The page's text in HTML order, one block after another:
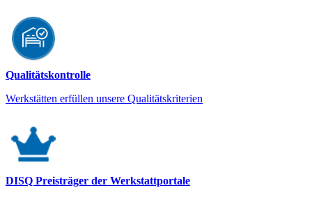
Qualitätskontrolle
Werkstätten erfüllen unsere Qualitätskriterien
DISQ Preisträger der Werkstattportale